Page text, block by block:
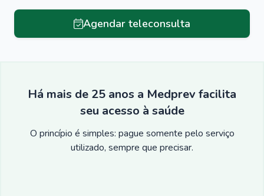
Agendar teleconsulta
Há mais de 25 anos a Medprev facilita
seu acesso à saúde
O princípio é simples: pague somente pelo serviço
utilizado, sempre que precisar.